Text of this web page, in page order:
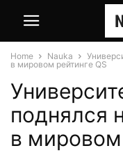
Home Nauka
в мировом рейтинге QS
поднялся
в мировом